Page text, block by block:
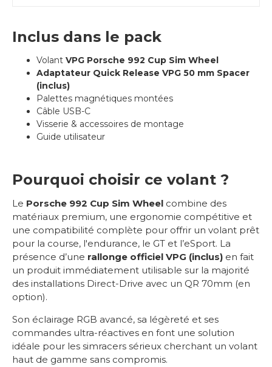
Inclus dans le pack
Volant VPG Porsche 992 Cup Sim Wheel
Adaptateur Quick Release VPG 50 mm Spacer
(inclus)
Palettes magnétiques montées
Câble USB-C
Visserie & accessoires de montage
Guide utilisateur
Pourquoi choisir ce volant ?
Le Porsche 992 Cup Sim Wheel combine des
matériaux premium, une ergonomie compétitive et
une compatibilité complète pour offrir un volant prêt
pour la course, l'endurance, le GT et l’eSport. La
présence d’une rallonge officiel VPG (inclus) en fait
un produit immédiatement utilisable sur la majorité
des installations Direct-Drive avec un QR 70mm (en
option).
Son éclairage RGB avancé, sa légèreté et ses
commandes ultra-réactives en font une solution
idéale pour les simracers sérieux cherchant un volant
haut de gamme sans compromis.